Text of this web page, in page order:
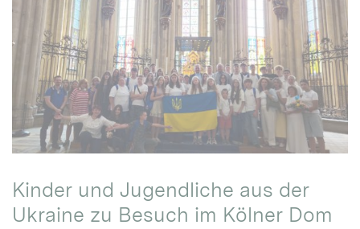
Kinder und Jugendliche aus der
Ukraine zu Besuch im Kölner Dom